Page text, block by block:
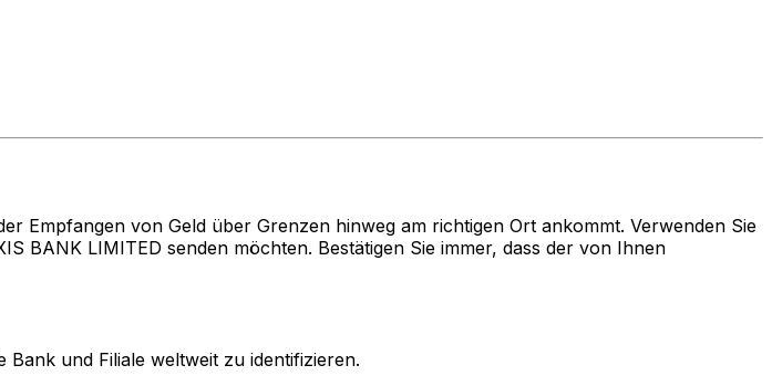
Empfangen von Geld über Grenzen hinweg am richtigen Ort ankommt. Verwenden Sie
BANK LIMITED senden möchten. Bestätigen Sie immer, dass der von Ihnen
Bank und Filiale weltweit zu identifizieren.